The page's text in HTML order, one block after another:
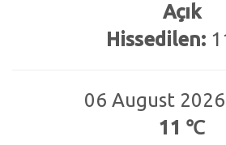
Açık
Hissedilen:
06 August
11 ℃